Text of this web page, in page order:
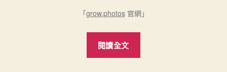
「grow.photos官網」
閱讀全文